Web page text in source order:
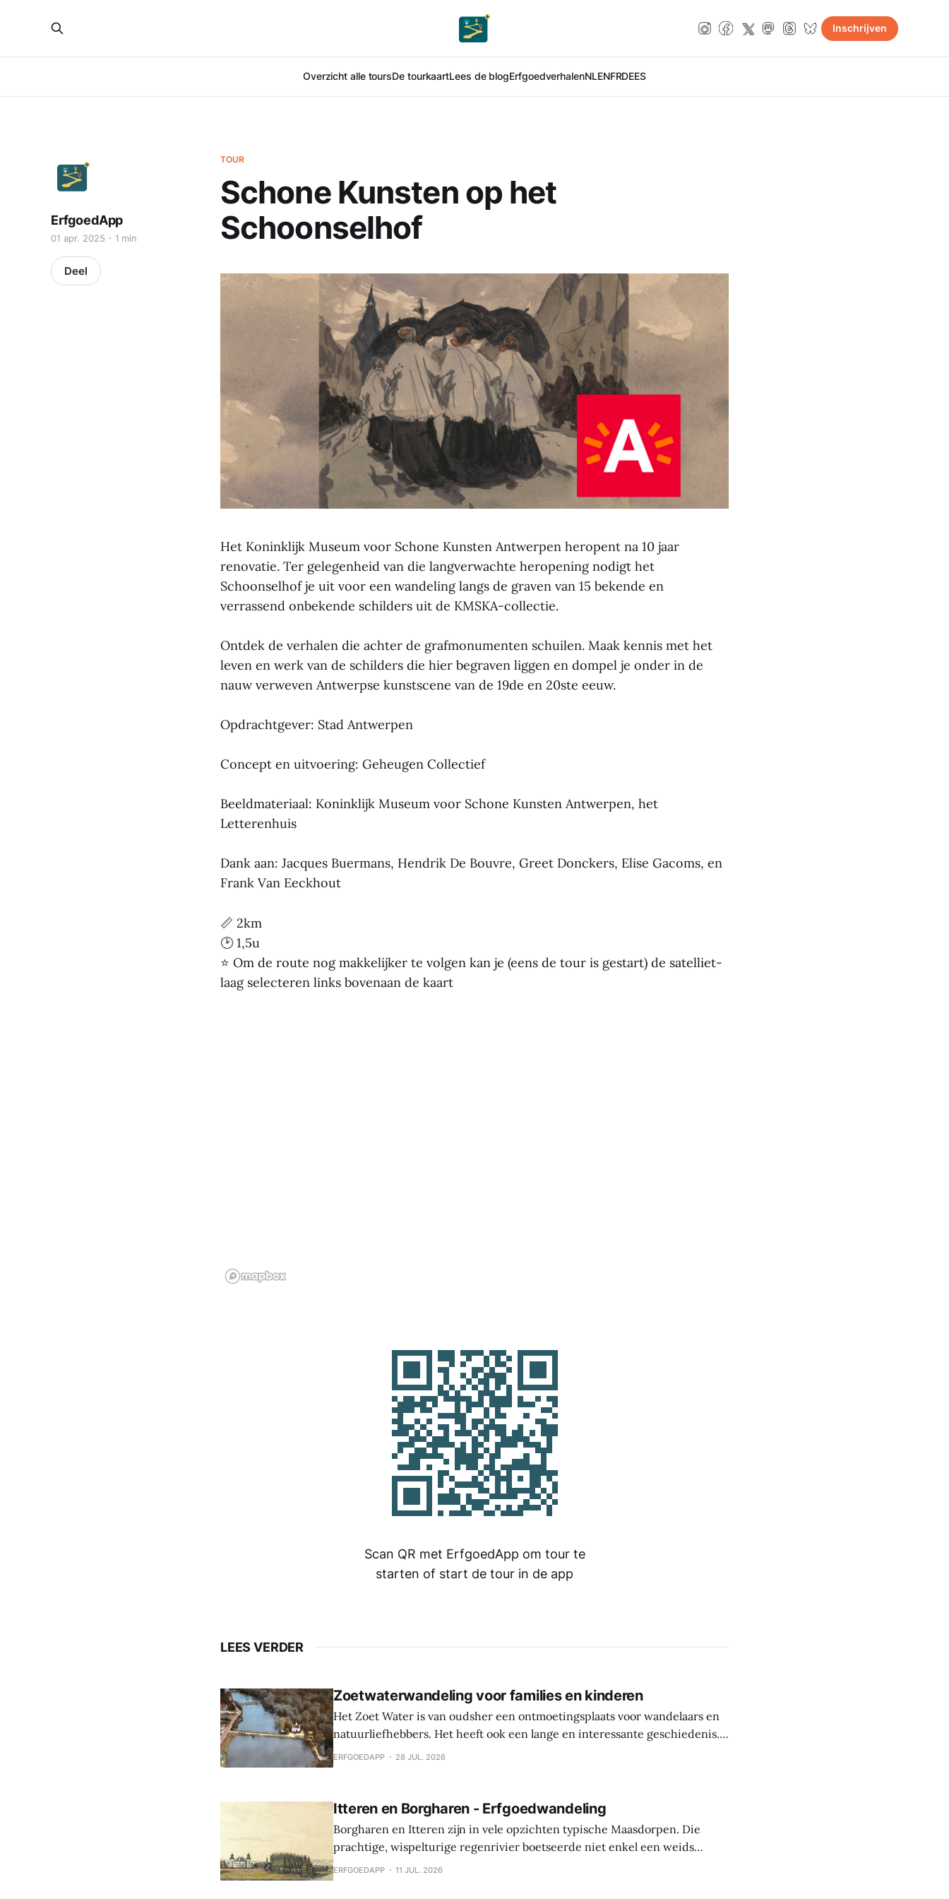
Overzicht alle toursDe tourkaartLees de blogErfgoedverhalenNLENFRDEES
Inschrijven
TOUR
Schone Kunsten op het
Schoonselhof
ErfgoedApp
01 apr. 2025 1 min
Deel
Het Koninklijk Museum voor Schone Kunsten Antwerpen heropent na 10 jaar
renovatie. Ter gelegenheid van die langverwachte heropening nodigt het
Schoonselhof je uit voor een wandeling langs de graven van 15 bekende en
verrassend onbekende schilders uit de KMSKA-collectie.
Ontdek de verhalen die achter de grafmonumenten schuilen. Maak kennis met het
leven en werk van de schilders die hier begraven liggen en dompel je onder in de
nauw verweven Antwerpse kunstscene van de 19de en 20ste eeuw.
Opdrachtgever: Stad Antwerpen
Concept en uitvoering: Geheugen Collectief
Beeldmateriaal: Koninklijk Museum voor Schone Kunsten Antwerpen, het
Letterenhuis
Dank aan: Jacques Buermans, Hendrik De Bouvre, Greet Donckers, Elise Gacoms, en
Frank Van Eeckhout
📏 2km
🕑 1,5u
⭐ Om de route nog makkelijker te volgen kan je (eens de tour is gestart) de satelliet-
laag selecteren links bovenaan de kaart
Scan QR met ErfgoedApp om tour te
starten of start de tour in de app
LEES VERDER
Zoetwaterwandeling voor families en kinderen
Het Zoet Water is van oudsher een ontmoetingsplaats voor wandelaars en
natuurliefhebbers. Het heeft ook een lange en interessante geschiedenis.
Hier werden sporen gevonden van bewoning en landbouw uit de steentijd.
ERFGOEDAPP 28 JUL. 2026
Itteren en Borgharen - Erfgoedwandeling
Borgharen en Itteren zijn in vele opzichten typische Maasdorpen. Die
prachtige, wispelturige regenrivier boetseerde niet enkel een weids
landschap, maar gaf ook mee vorm aan de levens van de mensen die deze
ERFGOEDAPP 11 JUL. 2026